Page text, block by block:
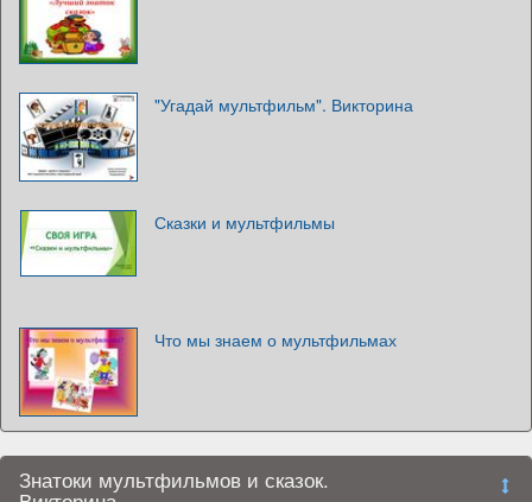
"Угадай мультфильм". Викторина
Сказки и мультфильмы
Что мы знаем о мультфильмах
Знатоки мультфильмов и сказок.